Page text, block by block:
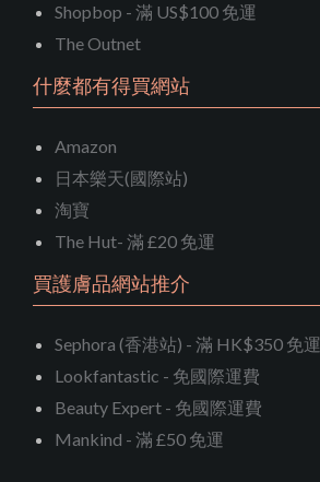
Shopbop - 滿 US$100 免運
The Outnet
什麼都有得買網站
Amazon
日本樂天(國際站)
淘寶
The Hut- 滿 £20 免運
買護膚品網站推介
Sephora (香港站) - 滿 HK$350 免運
Lookfantastic - 免國際運費
Beauty Expert - 免國際運費
Mankind - 滿 £50 免運